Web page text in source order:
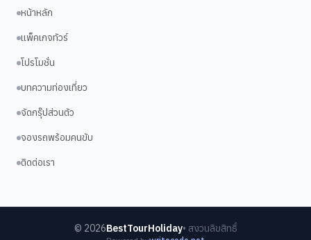
หน้าหลัก
แพ็คเกจทัวร์
โปรโมชั่น
บทความท่องเที่ยว
จัดกรุ๊ปส่วนตัว
จองรถพร้อมคนขับ
ติดต่อเรา
© 2026BestTourHoliday• สงวนลิขสิทธิ์